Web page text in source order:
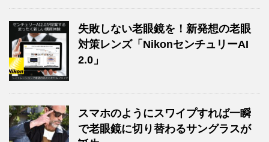
失敗しない老眼鏡を！新発想の老眼
対策レンズ「NikonセンチュリーAI
2.0」
スマホのようにスワイプすれば一瞬
で老眼鏡に切り替わるサングラスが